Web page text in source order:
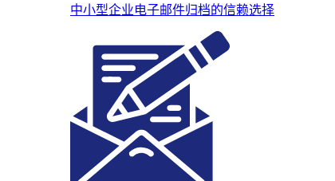
中小型企业电子邮件归档的信赖选择